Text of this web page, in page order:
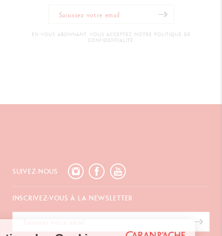
EN VOUS ABONNANT, VOUS ACCEPTEZ NOTRE POLITIQUE DE
CONFIDENTIALITÉ.
SUIVEZ-NOUS
INSCRIVEZ-VOUS À LA NEWSLETTER